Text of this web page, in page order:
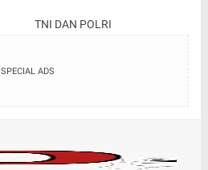
TNI DAN POLRI
SPECIAL ADS